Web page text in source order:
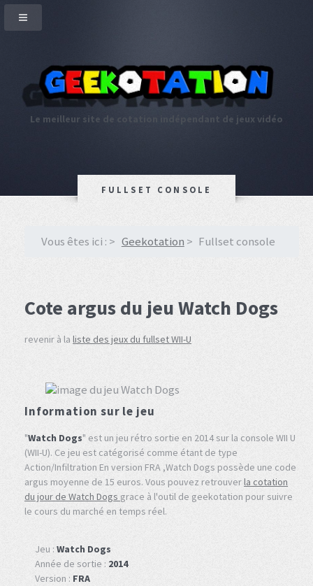
Le meilleur site de cotation indépendant de jeux vidéo
FULLSET CONSOLE
Vous êtes ici : Geekotation Fullset console
Cote argus du jeu Watch Dogs
revenir à la liste des jeux du fullset WII-U
Information sur le jeu
"Watch Dogs" est un jeu rétro sortie en 2014 sur la console WII U
(WII-U). Ce jeu est catégorisé comme étant de type
Action/Infiltration En version FRA ,Watch Dogs possède une code
argus moyenne de 15 euros. Vous pouvez retrouverla cotation
du jour de Watch Dogs grace à l'outil de geekotation pour suivre
le cours du marché en temps réel.
Jeu : Watch Dogs
Année de sortie : 2014
Version : FRA